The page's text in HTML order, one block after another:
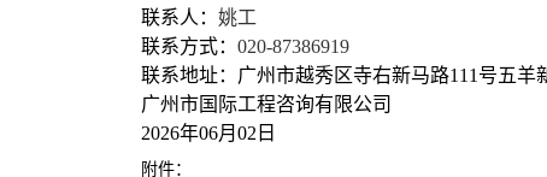
联系人： 姚工
联系方式： 020-87386919
联系地址： 广州市越秀区寺右新马路111号五羊
广州市国际工程咨询有限公司
2026年06月02日
附件：